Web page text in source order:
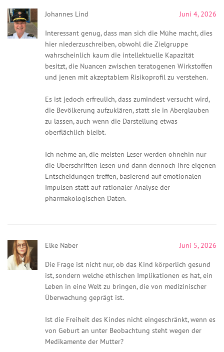
Johannes Lind Juni 4, 2026
Interessant genug, dass man sich die Mühe macht, dies
hier niederzuschreiben, obwohl die Zielgruppe
wahrscheinlich kaum die intellektuelle Kapazität
besitzt, die Nuancen zwischen teratogenen Wirkstoffen
und jenen mit akzeptablem Risikoprofil zu verstehen.
Es ist jedoch erfreulich, dass zumindest versucht wird,
die Bevölkerung aufzuklären, statt sie in Aberglauben
zu lassen, auch wenn die Darstellung etwas
oberflächlich bleibt.
Ich nehme an, die meisten Leser werden ohnehin nur
die Überschriften lesen und dann dennoch ihre eigenen
Entscheidungen treffen, basierend auf emotionalen
Impulsen statt auf rationaler Analyse der
pharmakologischen Daten.
Elke Naber Juni 5, 2026
Die Frage ist nicht nur, ob das Kind körperlich gesund
ist, sondern welche ethischen Implikationen es hat, ein
Leben in eine Welt zu bringen, die von medizinischer
Überwachung geprägt ist.
Ist die Freiheit des Kindes nicht eingeschränkt, wenn es
von Geburt an unter Beobachtung steht wegen der
Medikamente der Mutter?